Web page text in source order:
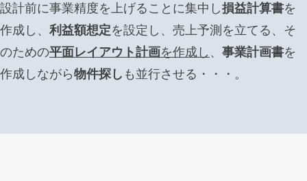
設計前に事業精度を上げることに集中し損益計算書を
作成し、 利益額想定を設定し、売上予測を立てる、そ
のための平面レイアウト計画を作成し 、 事業計画書を
作成しながら物件探し も並行させる・・・。